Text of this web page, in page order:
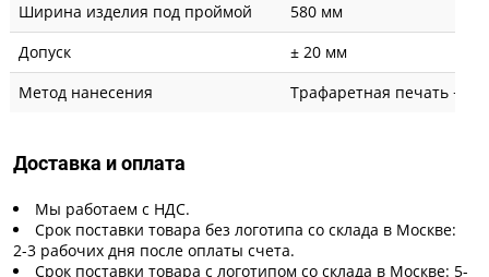
Ширина изделия под проймой
580 мм
Допуск
± 20 мм
Метод нанесения
Трафаретная печать +
Доставка и оплата
Мы работаем с НДС.
Срок поставки товара без логотипа со склада в Москве:
2-3 рабочих дня после оплаты счета.
Срок поставки товара с логотипом со склада в Москве: 5-